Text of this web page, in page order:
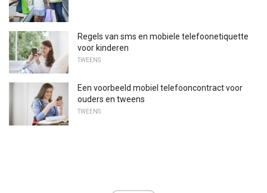
Regels van sms en mobiele telefoonetiquette
voor kinderen
TWEENS
Een voorbeeld mobiel telefooncontract voor
ouders en tweens
TWEENS